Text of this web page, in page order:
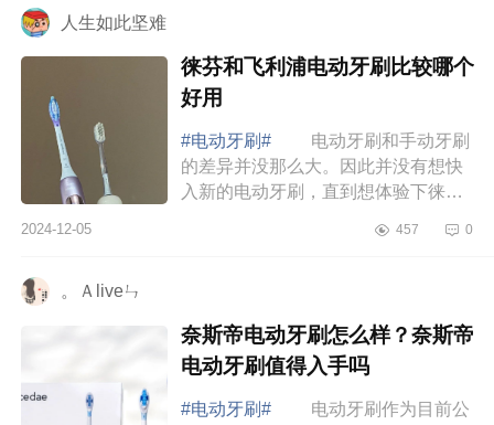
人生如此坚难
徕芬和飞利浦电动牙刷比较哪个
好用
#电动牙刷#
电动牙刷和手动牙刷
的差异并没那么大。因此并没有想快
入新的电动牙刷，直到想体验下徕芬
飞利浦电动牙刷比较哪个好用 徕
2024-12-05 457 0
。Ａliveㄣ
奈斯帝电动牙刷怎么样？奈斯帝
电动牙刷值得入手吗
#电动牙刷# 电动牙刷作为目前公